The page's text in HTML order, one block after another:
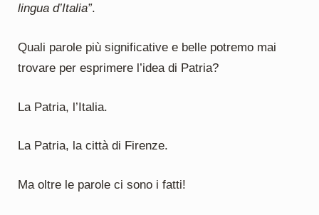
lingua d’Italia”.
Quali parole più significative e belle potremo mai
trovare per esprimere l’idea di Patria?
La Patria, l’Italia.
La Patria, la città di Firenze.
Ma oltre le parole ci sono i fatti!